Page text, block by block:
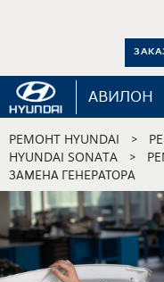
АВИЛОН
РЕМОНТ HYUNDAI >
HYUNDAI SONATA >
ЗАМЕНА ГЕНЕРАТОРА